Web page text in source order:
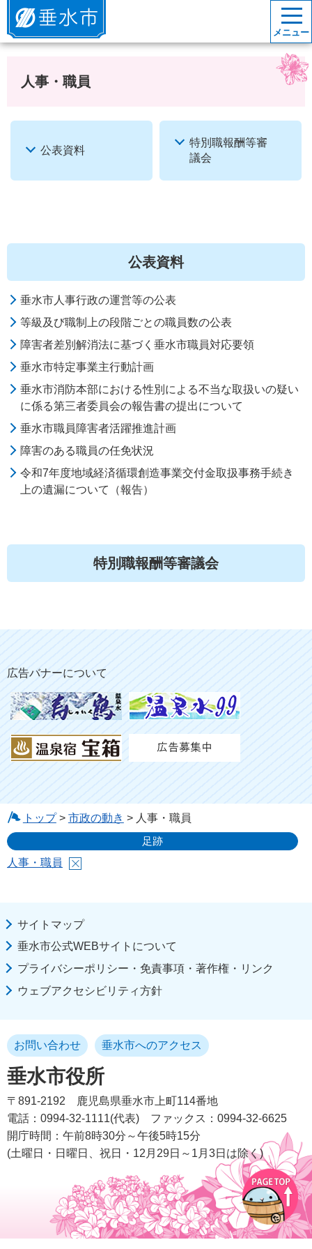
垂水市
メニュー
人事・職員
公表資料
特別職報酬等審
議会
公表資料
垂水市人事行政の運営等の公表
等級及び職制上の段階ごとの職員数の公表
障害者差別解消法に基づく垂水市職員対応要領
垂水市特定事業主行動計画
垂水市消防本部における性別による不当な取扱いの疑い
に係る第三者委員会の報告書の提出について
垂水市職員障害者活躍推進計画
障害のある職員の任免状況
令和7年度地域経済循環創造事業交付金取扱事務手続き
上の遺漏について（報告）
特別職報酬等審議会
広告バナーについて
トップ> 市政の動き > 人事・職員
足跡
人事・職員
サイトマップ
垂水市公式WEBサイトについて
プライバシーポリシー・免責事項・著作権・リンク
ウェブアクセシビリティ方針
垂水市役所
お問い合わせ 垂水市へのアクセス
〒891-2192
鹿児島県垂水市上町114番地
電話：0994-32-1111(代表)
ファックス：0994-32-6625
開庁時間：午前8時30分～午後5時15分
(土曜日・日曜日、祝日・12月29日～1月3日は除く)